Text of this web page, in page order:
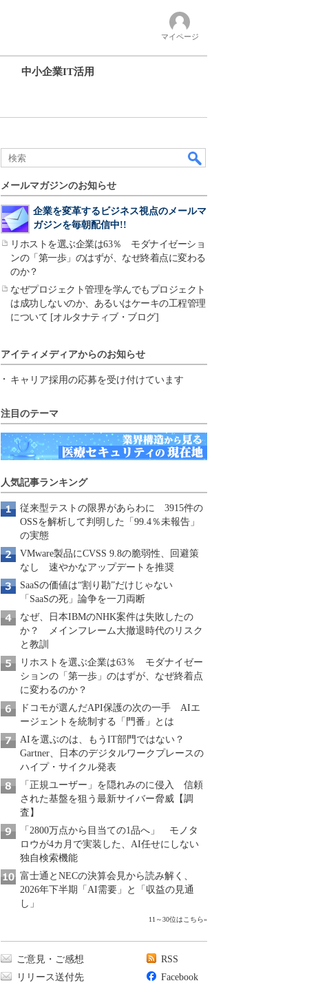
マイページ
中小企業IT活用
メールマガジンのお知らせ
企業を変革するビジネス視点のメールマ
ガジンを毎朝配信中!!
リホストを選ぶ企業は63％ モダナイゼーショ
ンの「第一歩」のはずが、なぜ終着点に変わる
のか？
なぜプロジェクト管理を学んでもプロジェクト
は成功しないのか、あるいはケーキの工程管理
について [オルタナティブ・ブログ]
アイティメディアからのお知らせ
キャリア採用の応募を受け付けています
注目のテーマ
人気記事ランキング
従来型テストの限界があらわに 3915件の
OSSを解析して判明した「99.4％未報告」
の実態
VMware製品にCVSS 9.8の脆弱性、回避策
なし 速やかなアップデートを推奨
SaaSの価値は“割り勘”だけじゃない
「SaaSの死」論争を一刀両断
なぜ、日本IBMのNHK案件は失敗したの
か？ メインフレーム大撤退時代のリスク
と教訓
リホストを選ぶ企業は63％ モダナイゼー
ションの「第一歩」のはずが、なぜ終着点
に変わるのか？
ドコモが選んだAPI保護の次の一手 AIエ
ージェントを統制する「門番」とは
AIを選ぶのは、もうIT部門ではない？
Gartner、日本のデジタルワークプレースの
ハイプ・サイクル発表
「正規ユーザー」を隠れみのに侵入 信頼
された基盤を狙う最新サイバー脅威【調
査】
「2800万点から目当ての1品へ」 モノタ
ロウが4カ月で実装した、AI任せにしない
独自検索機能
富士通とNECの決算会見から読み解く、
2026年下半期「AI需要」と「収益の見通
し」
11～30位はこちら»
ご意見・ご感想
リリース送付先
RSS
Facebook